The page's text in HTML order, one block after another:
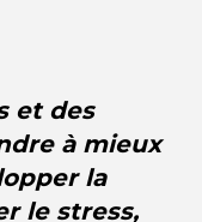
et des
à mieux
la
le stress,